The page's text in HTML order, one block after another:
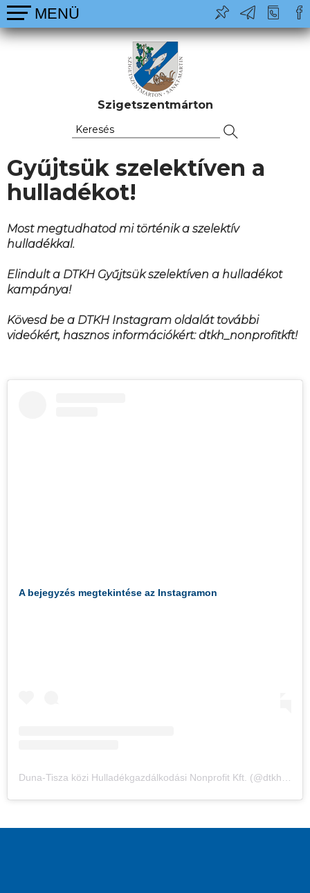
Szigetszentmárton
Gyűjtsük szelektíven a
hulladékot!
Most megtudhatod mi történik a szelektív
hulladékkal.
Elindult a DTKH Gyűjtsük szelektíven a hulladékot
kampánya!
Kövesd be a DTKH Instagram oldalát további
videókért, hasznos információkért: dtkh_nonprofitkft!
A bejegyzés megtekintése az Instagramon
Duna-Tisza közi Hulladékgazdálkodási Nonprofit Kft. (@dtkh_nonprofitkft) által megosztott bejegyzés